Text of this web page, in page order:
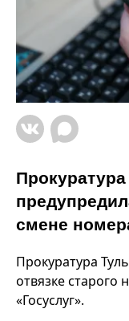
смене
Прокуратура
отвязке старого
«Госуслуг».